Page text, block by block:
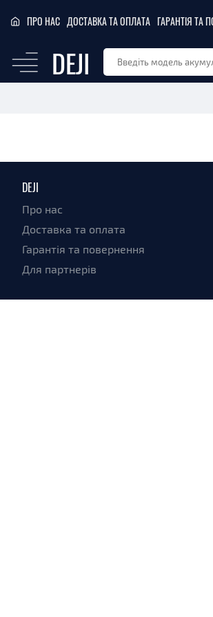
ПРО НАС ДОСТАВКА ТА ОПЛАТА ГАРАНТІЯ ТА
DEJI
DEJI
Про нас
Доставка та оплата
Гарантія та повернення
Для партнерів